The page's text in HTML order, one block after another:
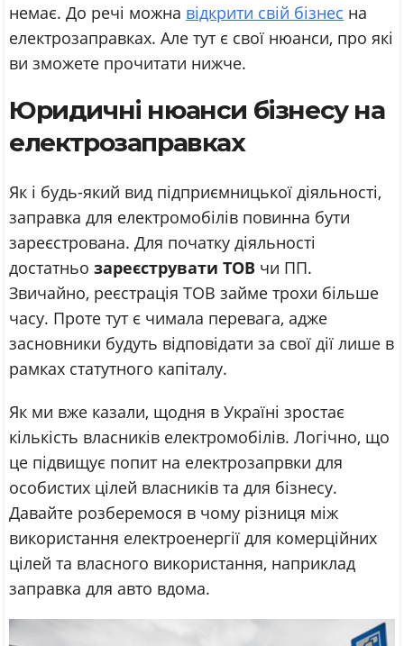
немає. До речі можна відкрити свій бізнес на
електрозаправках. Але тут є свої нюанси, про які
ви зможете прочитати нижче.
Юридичні нюанси бізнесу на
електрозаправках
Як і будь-який вид підприємницької діяльності,
заправка для електромобілів повинна бути
зареєстрована. Для початку діяльності
достатньо зареєструвати ТОВ чи ПП.
Звичайно, реєстрація ТОВ займе трохи більше
часу. Проте тут є чимала перевага, адже
засновники будуть відповідати за свої дії лише в
рамках статутного капіталу.
Як ми вже казали, щодня в Україні зростає
кількість власників електромобілів. Логічно, що
це підвищує попит на електрозапрвки для
особистих цілей власників та для бізнесу.
Давайте розберемося в чому різниця між
використання електроенергії для комерційних
цілей та власного використання, наприклад
заправка для авто вдома.